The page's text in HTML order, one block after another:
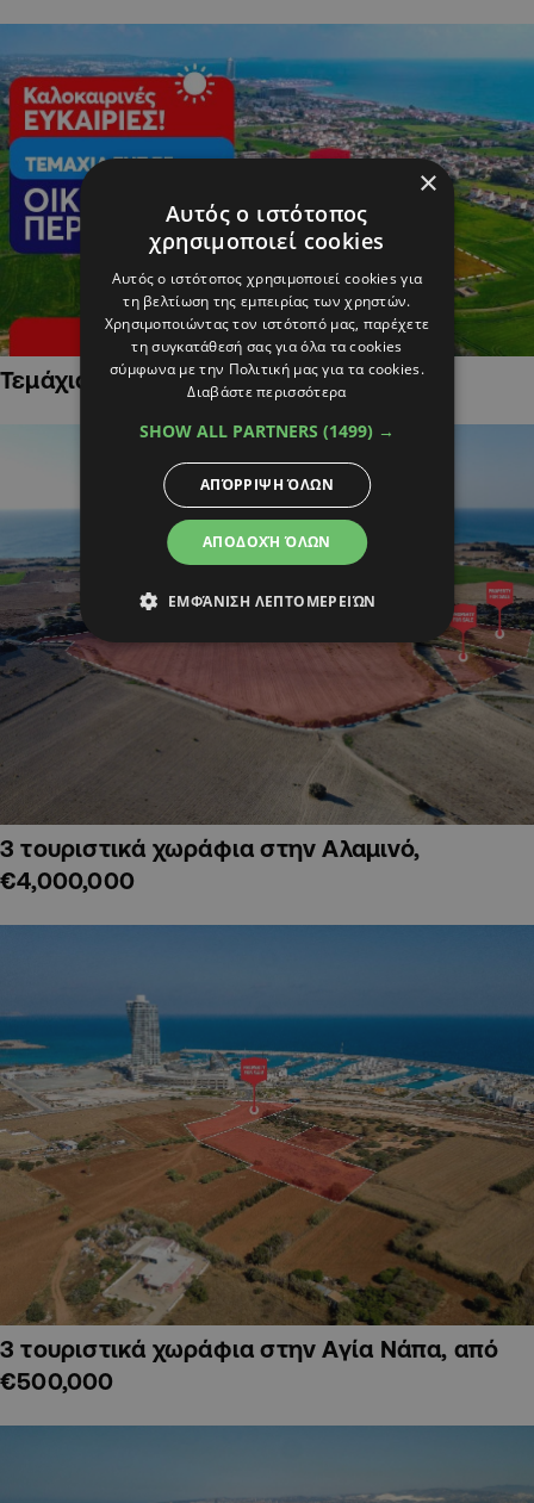
Τεμάχια Γης σε Οικιστικές Περιοχές
3 τουριστικά χωράφια στην Αλαμινό,
€4,000,000
3 τουριστικά χωράφια στην Αγία Νάπα, από
€500,000
×
Αυτός ο ιστότοπος
χρησιμοποιεί cookies
Αυτός ο ιστότοπος χρησιμοποιεί cookies για
τη βελτίωση της εμπειρίας των χρηστών.
Χρησιμοποιώντας τον ιστότοπό μας, παρέχετε
τη συγκατάθεσή σας για όλα τα cookies
σύμφωνα με την Πολιτική μας για τα cookies.
Διαβάστε περισσότερα
SHOW ALL PARTNERS (1499) →
ΑΠΟΔΟΧΉ ΌΛΩΝ
ΑΠΌΡΡΙΨΗ ΌΛΩΝ
ΕΜΦΆΝΙΣΗ ΛΕΠΤΟΜΕΡΕΙΏΝ